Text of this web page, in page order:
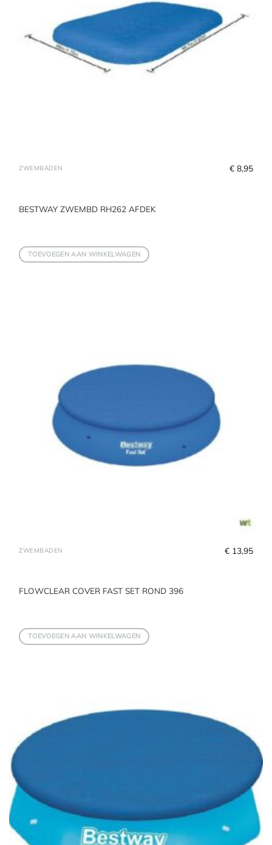
ZWEMBADEN
BESTWAY ZWEMBD RH262 AFDEK
€ 8,95
TOEVOEGEN AAN WINKELWAGEN
ZWEMBADEN
FLOWCLEAR COVER FAST SET ROND 396
€ 13,95
TOEVOEGEN AAN WINKELWAGEN